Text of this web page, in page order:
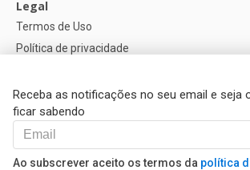
Receba as notificações no seu email e seja
ficar sabendo
Ao subscrever aceito os termos da política
Legal
Termos de Uso
Política de privacidade
Configurações de cookies
Ajuda
FAQ
Nossos Parceiros